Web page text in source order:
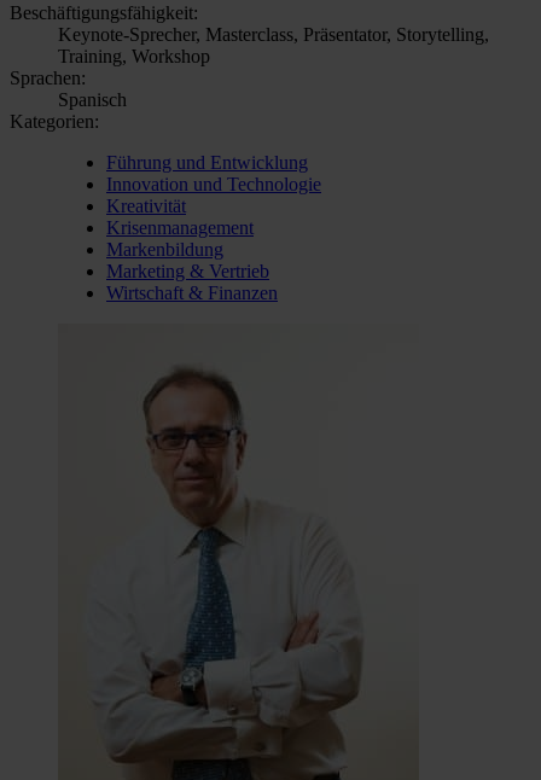
Beschäftigungsfähigkeit:
Keynote-Sprecher, Masterclass, Präsentator, Storytelling,
Training, Workshop
Sprachen:
Spanisch
Kategorien:
Führung und Entwicklung
Innovation und Technologie
Kreativität
Krisenmanagement
Markenbildung
Marketing & Vertrieb
Wirtschaft & Finanzen